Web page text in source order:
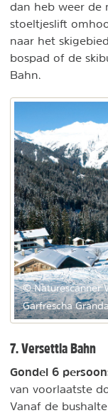
dan heb weer de
stoeltjeslift
naar het
bospad of de
Bahn.
© Naturescanner
Garfrescha
7. Versettla Bahn
Gondel 6
van voorlaatste
Vanaf de